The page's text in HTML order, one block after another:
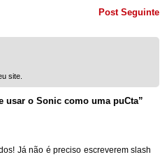
Post Seguinte
site.
usar o Sonic como uma puCta”
Já não é preciso escreverem slash